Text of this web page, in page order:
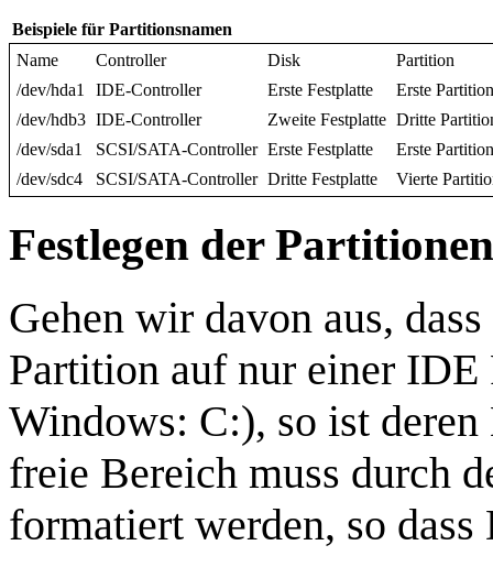
Beispiele für Partitionsnamen
Name
Controller Disk
Partition
/dev/hda1
IDE-Controller Erste Festplatte
Erste Partition
/dev/hdb3 IDE-Controller Zweite Festplatte Dritte
/dev/sda1
SCSI/SATA-Controller Erste Festplatte
Erste Partition
/dev/sdc4
SCSI/SATA-Controller Dritte Festplatte Vierte
Festlegen der Partitionen
Gehen wir davon aus,
Partition auf nur einer IDE
Windows: C:), so ist
freie Bereich muss durch
formatiert werden, so